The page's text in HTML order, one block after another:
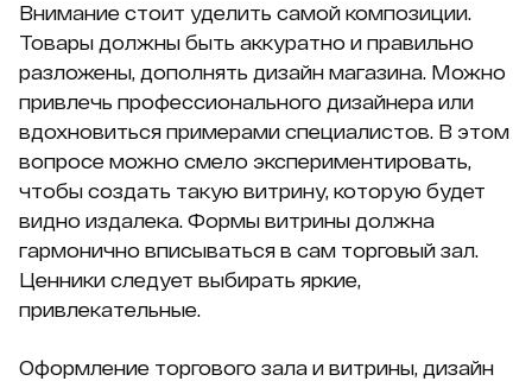
Внимание стоит уделить самой композиции.
Товары должны быть аккуратно и правильно
разложены, дополнять дизайн магазина. Можно
привлечь профессионального дизайнера или
вдохновиться примерами специалистов. В этом
вопросе можно смело экспериментировать,
чтобы создать такую витрину, которую будет
видно издалека. Формы витрины должна
гармонично вписываться в сам торговый зал.
Ценники следует выбирать яркие,
привлекательные.
Оформление торгового зала и витрины, дизайн